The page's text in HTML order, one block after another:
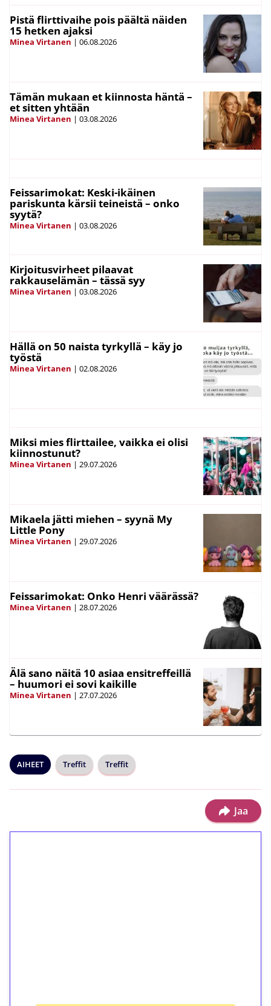
Pistä flirttivaihe pois päältä näiden
15 hetken ajaksi
Minea Virtanen | 06.08.2026
Tämän mukaan et kiinnosta häntä –
et sitten yhtään
Minea Virtanen | 03.08.2026
Feissarimokat: Keski-ikäinen
pariskunta kärsii teineistä – onko
syytä?
Minea Virtanen | 03.08.2026
Kirjoitusvirheet pilaavat
rakkauselämän – tässä syy
Minea Virtanen | 03.08.2026
Hällä on 50 naista tyrkyllä – käy jo
työstä
Minea Virtanen | 02.08.2026
Miksi mies flirttailee, vaikka ei olisi
kiinnostunut?
Minea Virtanen | 29.07.2026
Mikaela jätti miehen – syynä My
Little Pony
Minea Virtanen | 29.07.2026
Feissarimokat: Onko Henri väärässä?
Minea Virtanen | 28.07.2026
Älä sano näitä 10 asiaa ensitreffeillä
– huumori ei sovi kaikille
Minea Virtanen | 27.07.2026
AIHEET Treffit Treffit
Jaa